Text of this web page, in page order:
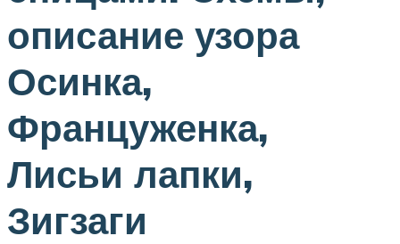
описание узора
Осинка,
Француженка,
Лисьи лапки,
Зигзаги